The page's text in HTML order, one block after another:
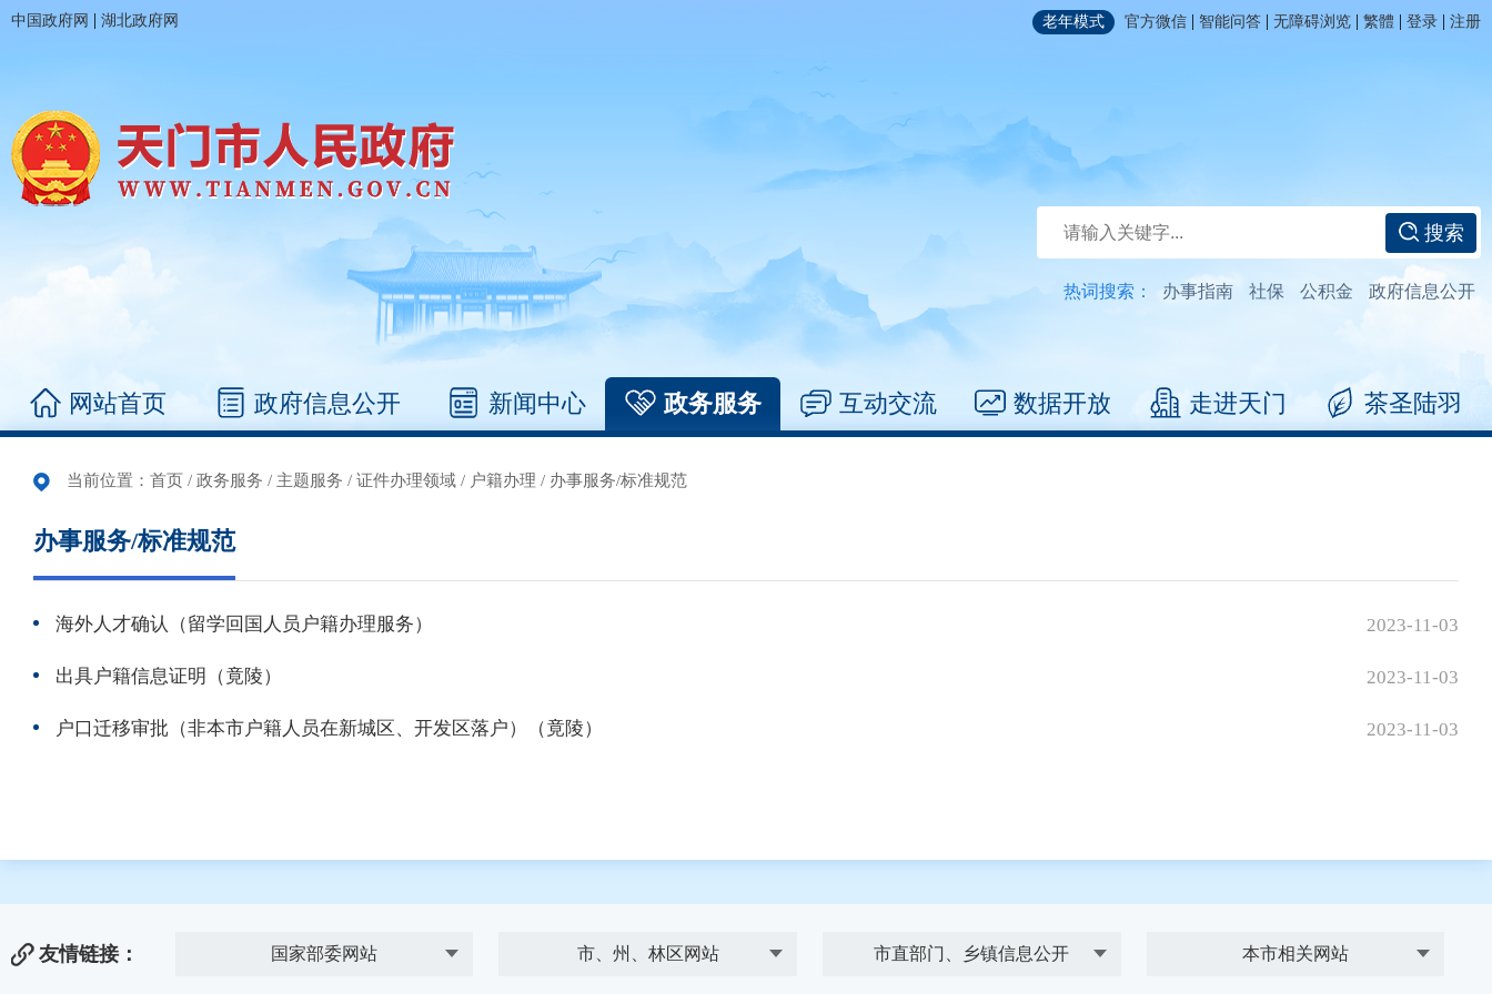
中国政府网 | 湖北政府网 老年模式 官方微信 | 智能问答 | 无障碍浏览 | 繁體 | 登录 | 注册
搜索
热词搜索： 办事指南 社保 公积金 政府信息公开
网站首页 政府信息公开 新闻中心 政务服务 互动交流 数据开放 走进天门 茶圣陆羽
当前位置： 首页 / 政务服务 / 主题服务 / 证件办理领域 / 户籍办理 / 办事服务/标准规范
办事服务/标准规范
海外人才确认（留学回国人员户籍办理服务） 2023-11-03
出具户籍信息证明（竟陵） 2023-11-03
户口迁移审批（非本市户籍人员在新城区、开发区落户）（竟陵） 2023-11-03
友情链接： 国家部委网站 市、州、林区网站 市直部门、乡镇信息公开 本市相关网站